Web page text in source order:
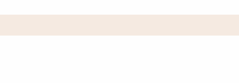
di prestazioni